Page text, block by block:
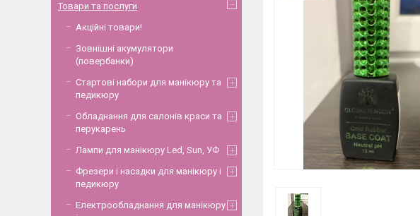
Товари та послуги
Акційні товари!
Зовнішні акумулятори
(повербанки)
Стартові набори для манікюру та
педикюру
Обладнання для салонів краси та
перукарень
Лампи для манікюру Led, Sun, УФ
Фрезери і насадки для манікюру і
педикюру
Електрообладнання для манікюру